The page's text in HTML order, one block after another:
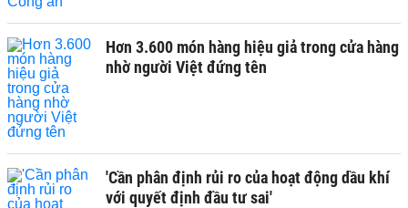
Hơn 3.600 món hàng hiệu giả trong cửa hàng
nhờ người Việt đứng tên
'Cần phân định rủi ro của hoạt động dầu khí
với quyết định đầu tư sai'